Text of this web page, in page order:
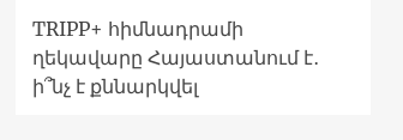
TRIPP+ հիմնադրամի
ղեկավարը Հայաստանում է․
ի՞նչ է քննարկվել